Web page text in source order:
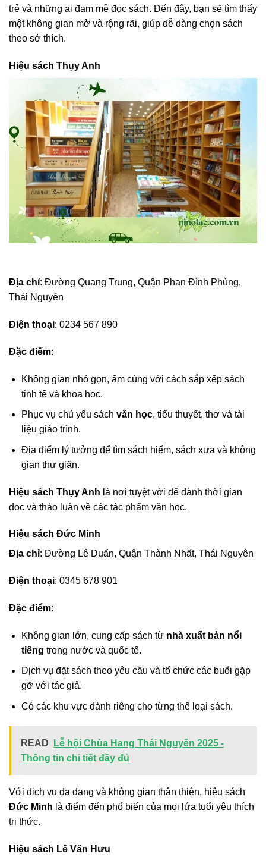
trẻ và những ai đam mê đọc sách. Đến đây, bạn sẽ tìm thấy
một không gian mở và rộng rãi, giúp dễ dàng chọn sách
theo sở thích.
Hiệu sách Thụy Anh
Địa chỉ: Đường Quang Trung, Quận Phan Đình Phùng,
Thái Nguyên
Điện thoại: 0234 567 890
Đặc điểm:
Không gian nhỏ gọn, ấm cúng với cách sắp xếp sách
tinh tế và khoa học.
Phục vụ chủ yếu sách văn học, tiểu thuyết, thơ và tài
liệu giáo trình.
Địa điểm lý tưởng để tìm sách hiếm, sách xưa và không
gian thư giãn.
Hiệu sách Thụy Anh là nơi tuyệt vời để dành thời gian
đọc và thảo luận về các tác phẩm văn học.
Hiệu sách Đức Minh
Địa chỉ: Đường Lê Duẩn, Quận Thành Nhất, Thái Nguyên
Điện thoại: 0345 678 901
Đặc điểm:
Không gian lớn, cung cấp sách từ nhà xuất bản nổi
tiếng trong nước và quốc tế.
Dịch vụ đặt sách theo yêu cầu và tổ chức các buổi gặp
gỡ với tác giả.
Có các khu vực dành riêng cho từng thể loại sách.
READ
Lễ hội Chùa Hang Thái Nguyên 2025 -
Thông tin chi tiết đầy đủ
Với dịch vụ đa dạng và không gian thân thiện, hiệu sách
Đức Minh là điểm đến phổ biến của mọi lứa tuổi yêu thích
tri thức.
Hiệu sách Lê Văn Hưu